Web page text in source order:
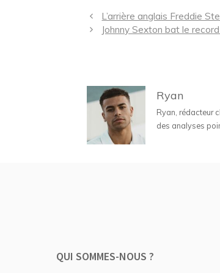
Navigation
des
L’arrière anglais Freddie
Johnny Sexton bat le
Ryan
Ryan, rédacteur
des analyses
QUI SOMMES-NOUS ?